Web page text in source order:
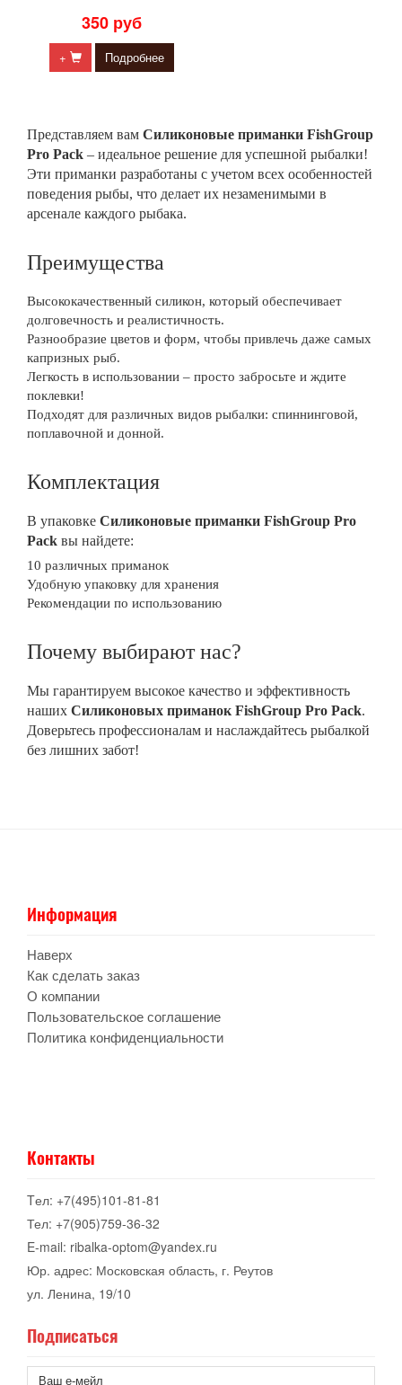
350 руб
+ Подробнее
Представляем вам Силиконовые приманки FishGroup
Pro Pack – идеальное решение для успешной рыбалки!
Эти приманки разработаны с учетом всех особенностей
поведения рыбы, что делает их незаменимыми в
арсенале каждого рыбака.
Преимущества
Высококачественный силикон, который обеспечивает
долговечность и реалистичность.
Разнообразие цветов и форм, чтобы привлечь даже самых
капризных рыб.
Легкость в использовании – просто забросьте и ждите
поклевки!
Подходят для различных видов рыбалки: спиннинговой,
поплавочной и донной.
Комплектация
В упаковке Силиконовые приманки FishGroup Pro
Pack вы найдете:
10 различных приманок
Удобную упаковку для хранения
Рекомендации по использованию
Почему выбирают нас?
Мы гарантируем высокое качество и эффективность
наших Силиконовых приманок FishGroup Pro Pack.
Доверьтесь профессионалам и наслаждайтесь рыбалкой
без лишних забот!
Информация
Наверх
Как сделать заказ
О компании
Пользовательское соглашение
Политика конфиденциальности
Контакты
Tел: +7(495)101-81-81
Тел: +7(905)759-36-32
E-mail: ribalka-optom@yandex.ru
Юр. адрес: Московская область, г. Реутов
ул. Ленина, 19/10
Подписаться